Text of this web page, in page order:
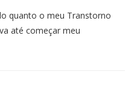
quanto o meu Transtorno
até começar meu